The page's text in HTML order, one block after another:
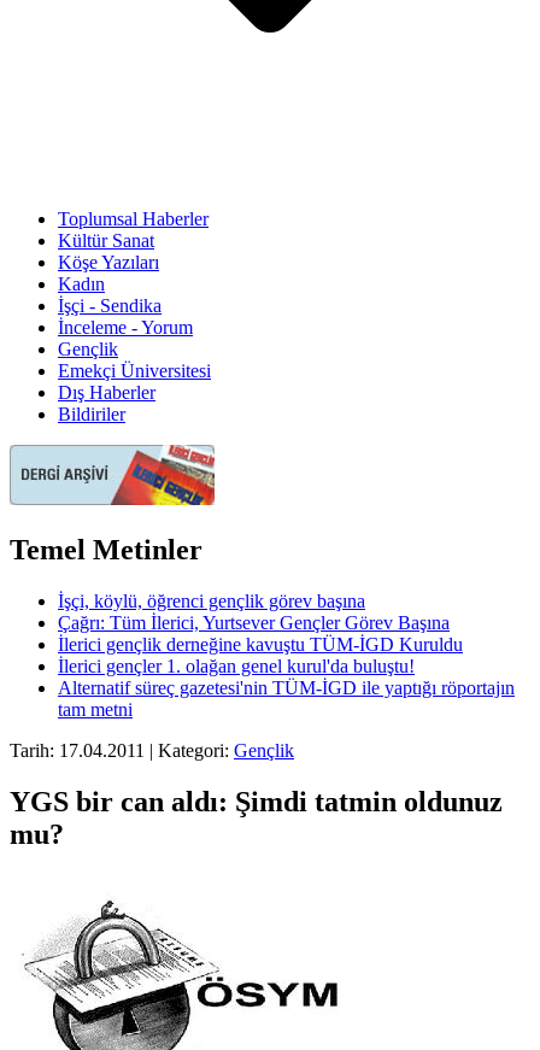
Toplumsal Haberler
Kültür Sanat
Köşe Yazıları
Kadın
İşçi - Sendika
İnceleme - Yorum
Gençlik
Emekçi Üniversitesi
Dış Haberler
Bildiriler
Temel Metinler
İşçi, köylü, öğrenci gençlik görev başına
Çağrı: Tüm İlerici, Yurtsever Gençler Görev Başına
İlerici gençlik derneğine kavuştu TÜM-İGD Kuruldu
İlerici gençler 1. olağan genel kurul'da buluştu!
Alternatif süreç gazetesi'nin TÜM-İGD ile yaptığı röportajın
tam metni
Tarih: 17.04.2011 | Kategori: Gençlik
YGS bir can aldı: Şimdi tatmin oldunuz
mu?